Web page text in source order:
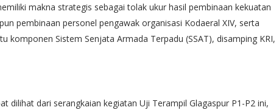
makna strategis sebagai tolak ukur hasil pembinaan kekuatan
pembinaan personel pengawak organisasi Kodaeral XIV, serta
komponen Sistem Senjata Armada Terpadu (SSAT), disamping KRI,
dilihat dari serangkaian kegiatan Uji Terampil Glagaspur P1-P2 ini,